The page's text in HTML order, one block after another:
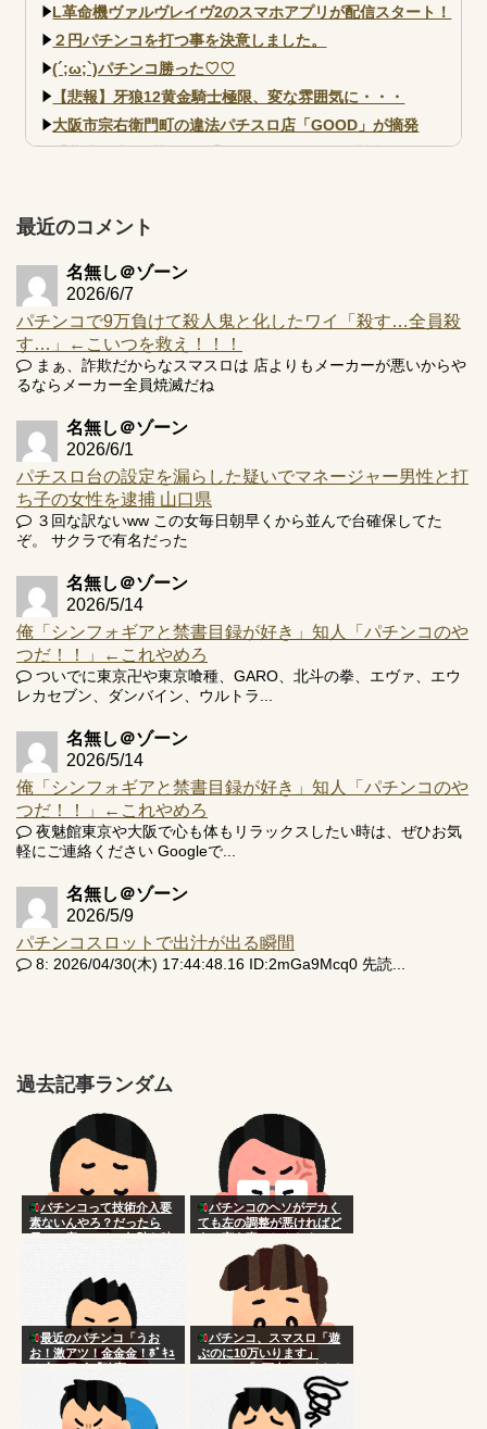
L革命機ヴァルヴレイヴ2のスマホアプリが配信スタート！
２円パチンコを打つ事を決意しました。
(´;ω;`)パチンコ勝った♡♡
【悲報】牙狼12黄金騎士極限、変な雰囲気に・・・
大阪市宗右衛門町の違法パチスロ店「GOOD」が摘発
プ報告あり！弱予告...
井の軽い絆？
Powered by livedoor 相互RSS
最近のコメント
名無し＠ゾーン
2026/6/7
パチンコで9万負けて殺人鬼と化したワイ「殺す…全員殺
す…」←こいつを救え！！！
まぁ、詐欺だからなスマスロは 店よりもメーカーが悪いからや
るならメーカー全員焼滅だね
名無し＠ゾーン
2026/6/1
パチスロ台の設定を漏らした疑いでマネージャー男性と打
ち子の女性を逮捕 山口県
３回な訳ないww この女毎日朝早くから並んで台確保してた
ぞ。 サクラで有名だった
名無し＠ゾーン
2026/5/14
俺「シンフォギアと禁書目録が好き」知人「パチンコのや
つだ！！」←これやめろ
ついでに東京卍や東京喰種、GARO、北斗の拳、エヴァ、エウ
レカセブン、ダンバイン、ウルトラ...
名無し＠ゾーン
2026/5/14
俺「シンフォギアと禁書目録が好き」知人「パチンコのや
つだ！！」←これやめろ
夜魅館東京や大阪で心も体もリラックスしたい時は、ぜひお気
軽にご連絡ください Googleで...
名無し＠ゾーン
2026/5/9
パチンコスロットで出汁が出る瞬間
8: 2026/04/30(木) 17:44:48.16 ID:2mGa9Mcq0 先読...
過去記事ランダム
パチンコって技術介入要
素ないんやろ？だったら
長々と座ってるの無駄な時
パチンコのヘソがデカく
ても左の調整が悪ければど
うと言う事はねんだよ
最近のパチンコ「うお
お！激アツ！金金金！ﾎﾟｷｭ
ｰﾝ！」ワイ「確変か？」
パチンコ、スマスロ「遊
ぶのに10万いります」
Switch2「5万出してくれた
らずっと遊べます」